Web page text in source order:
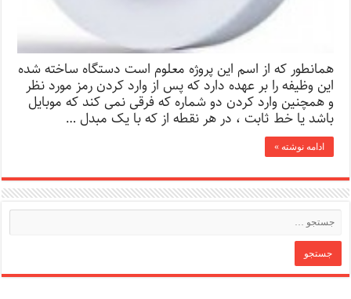
همانطور که از اسم این پروژه معلوم است دستگاه ساخته شده
این وظیفه را بر عهده دارد که پس از وارد کردن رمز مورد نظر
و همچنین وارد کردن دو شماره که فرقی نمی کند که موبایل
باشد یا خط ثابت ، در هر نقطه از که با یک مبدل …
ادامه نوشته »